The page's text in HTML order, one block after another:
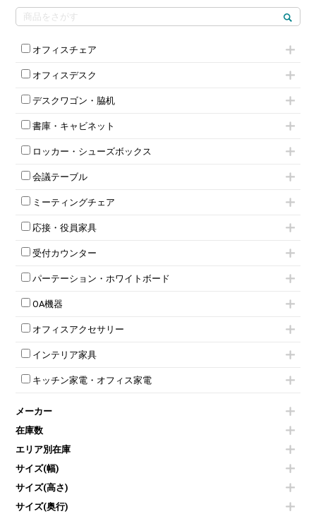
オフィスチェア
肘無しチェア
役員チェア
高級チェア（多機能チェア）
オフィスチェアその他
オフィスデスク
フリーアドレスデスク（ベンチデスク）
昇降デスク
オフィスデスクその他
両袖机
デスクワゴン・脇机
インワゴン2段
インワゴン3段
脇机
ワゴンその他
書庫・キャビネット
ハイキャビネット
ローキャビネット
両開きキャビネット
スチールキャビネット
上下連結キャビネット
軽量ラック（スチールラック）
収納家具その他
両開書庫
ラテラル書庫
ロッカー・シューズボックス
1人用ロッカー
2人用ロッカー
3人用ロッカー
4人用ロッカー
5人用ロッカー
8人用ロッカー
多人数ロッカー
ダイヤル錠ロッカー
ダイヤル錠ロッカー
ワードローブ・クローゼット
会議テーブル
スタッキングテーブル
ネスティングテーブル
幕板付テーブル
カウンターテーブル
T字脚テーブル
会議テーブルW1200～
会議テーブルW1800～
平行スタックテーブル
会議テーブルその他
ミーティングチェア
キャスター付きミーティングチェア
スタッキングミーティングチェア
テーブル付きミーティングチェア
ネスティングミーティングチェア
折りたたみミーティングチェア
ハイチェア
ミーティングチェアその他
応接・役員家具
応接セット
応接ソファ
応接チェア
応接テーブル
応接・役員家具その他
受付カウンター
ローカウンター
ラウンジカウンター
受付カウンターその他
パーテーション・ホワイトボード
パーテーション
自立タイプパーテーション
パーテーションその他
脚付ホワイトボード
壁掛けホワイトボード
ホワイトボードその他
OA機器
電話機（ビジネスフォン）
シュレッダー
プロジェクター
スクリーン
その他OA機器
オフィスアクセサリー
チェア用台車
演台・講演台・演説台
防音パネル
個室ブース
コートハンガー・ポールハンガー
傘立て
食器棚・キッチンキャビネット
カタログスタンド
オフィスアクセサリーその他
インテリア家具
モールドチェア
ダイニングチェア
カウンターテーブル
センターテーブル・サイドテーブル
ベンチ・スツール
ソファ
シェルフ
ダストボックス（ゴミ箱）
インテリア家具その他
キッチン家電・オフィス家電
冷蔵庫・洗濯機
空気清浄機・加湿器
液晶テレビ・モニター類
エアコン
掃除機
季節家電
メーカー
在庫数
エリア別在庫
サイズ(幅)
サイズ(高さ)
サイズ(奥行)